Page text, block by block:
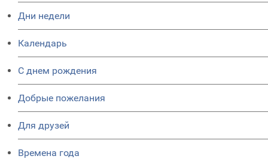
Дни недели
Календарь
C днем рождения
Добрые пожелания
Для друзей
Времена года